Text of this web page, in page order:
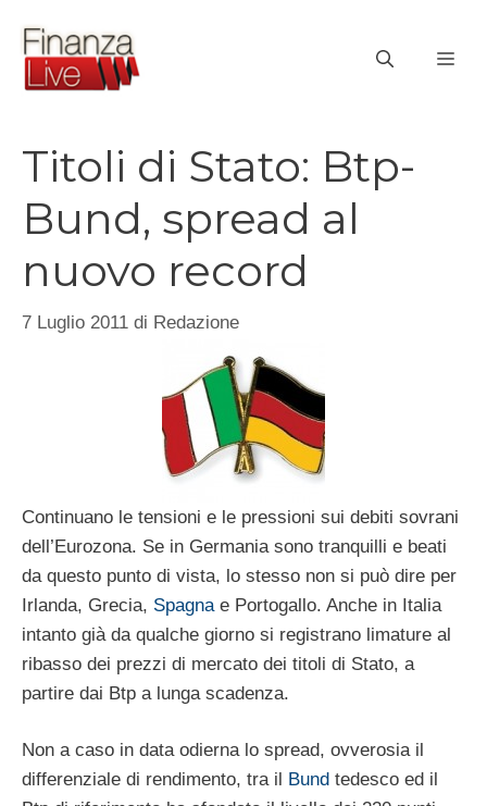
contenuto
Titoli di Stato: Btp-
Bund, spread al
nuovo record
7 Luglio 2011 di Redazione
Continuano le tensioni e le pressioni sui debiti sovrani
dell’Eurozona. Se in Germania sono tranquilli e beati
da questo punto di vista, lo stesso non si può dire per
Irlanda, Grecia, Spagnae Portogallo. Anche in Italia
intanto già da qualche giorno si registrano limature al
ribasso dei prezzi di mercato dei titoli di Stato, a
partire dai Btp a lunga scadenza.
Non a caso in data odierna lo spread, ovverosia il
differenziale di rendimento, tra il
Bund tedesco ed il